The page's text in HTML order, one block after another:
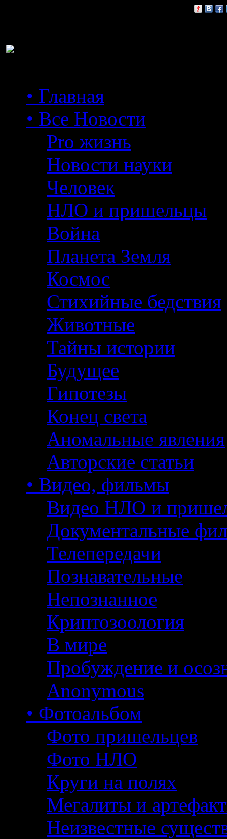
• Главная
• Все Новости
Pro жизнь
Новости науки
Человек
НЛО и пришельцы
Война
Планета Земля
Космос
Стихийные бедствия
Животные
Тайны истории
Будущее
Гипотезы
Конец света
Аномальные явления
Авторские статьи
• Видео, фильмы
Видео НЛО и
Документальные
Телепередачи
Познавательные
Непознанное
Криптозоология
В мире
Пробуждение и
Anonymous
• Фотоальбом
Фото пришельцев
Фото НЛО
Круги на полях
Мегалиты и
Неизвестные